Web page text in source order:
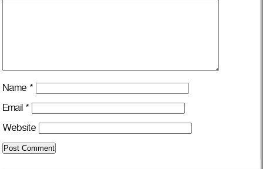
Name *
Email *
Website